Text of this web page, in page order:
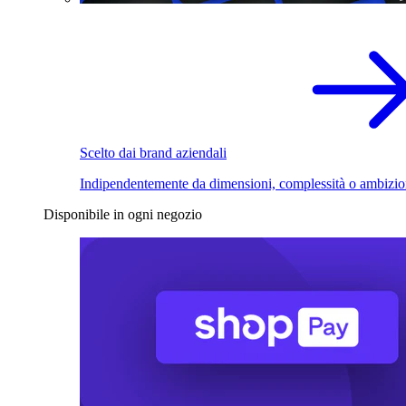
Scelto dai brand aziendali
Indipendentemente da dimensioni, complessità o
Disponibile in ogni negozio